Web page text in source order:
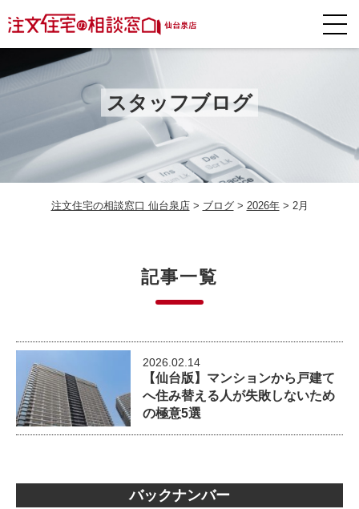
スタッフブログ
注文住宅の相談窓口 仙台泉店> ブログ> 2026年> 2月
記事一覧
2026.02.14
【仙台版】マンションから戸建て
へ住み替える人が失敗しないため
の極意5選
バックナンバー